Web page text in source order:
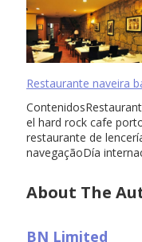
Restaurante naveira
el hard rock cafe
restaurante de
navegaçãoDía
About The
BN Limited